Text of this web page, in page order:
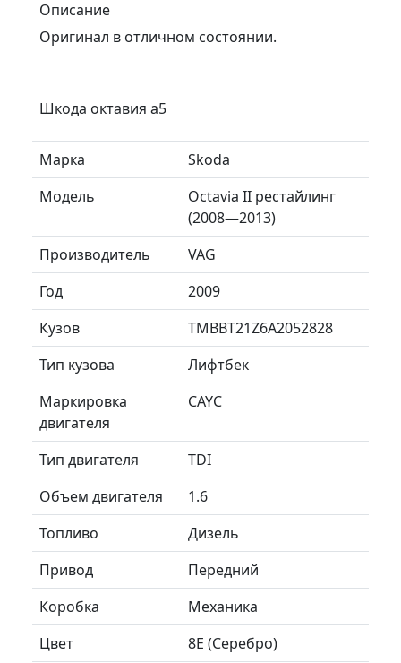
Описание
Оригинал в отличном состоянии.
Шкода октавия а5
Марка
Skoda
Модель
Octavia II рестайлинг
(2008—2013)
Производитель
VAG
Год
2009
Кузов
TMBBT21Z6A2052828
Тип кузова
Лифтбек
Маркировка
двигателя
CAYC
Тип двигателя
TDI
Объем двигателя
1.6
Топливо
Дизель
Привод
Передний
Коробка
Механика
Цвет
8E (Серебро)